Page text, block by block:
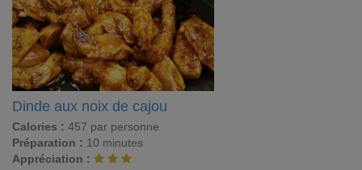
Dinde aux noix de cajou
Calories : 457 par personne
Préparation : 10 minutes
Appréciation :